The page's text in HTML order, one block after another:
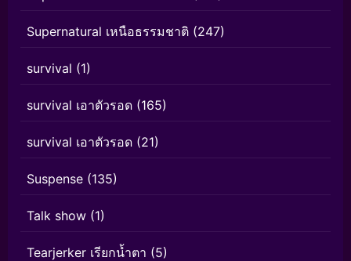
Supernatural เหนือธรรมชาติ (247)
survival (1)
survival เอาตัวรอด (165)
survival เอาตัวรอด (21)
Suspense (135)
Talk show (1)
Tearjerker เรียกน้ำตา (5)